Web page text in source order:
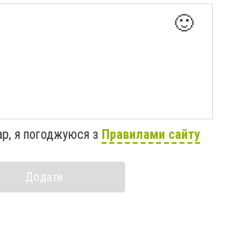
🙂
я погоджуюся з Правилами сайту
Додати